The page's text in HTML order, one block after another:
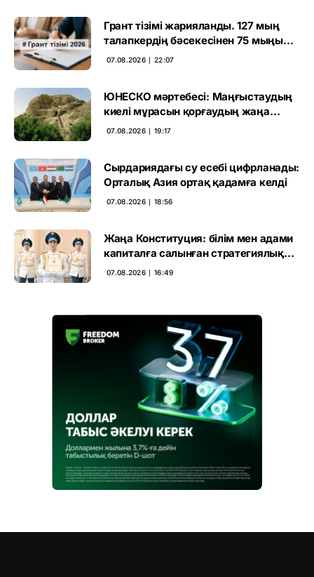
Грант тізімі жарияланды. 127 мың
талапкердің бәсекесінен 75 мыңы
өтті
07.08.2026 ∣ 22:07
ЮНЕСКО мәртебесі: Маңғыстаудың
киелі мұрасын қорғаудың жаңа
кезеңі басталды
07.08.2026 ∣ 19:17
Сырдариядағы су есебі цифрланады:
Орталық Азия ортақ қадамға келді
07.08.2026 ∣ 18:56
Жаңа Конституция: білім мен адами
капиталға салынған стратегиялық
негіз
07.08.2026 ∣ 16:49